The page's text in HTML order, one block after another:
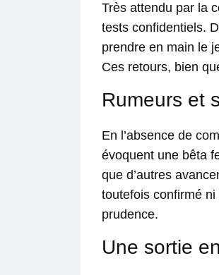
Très attendu par la
tests confidentiels.
prendre en main le
Ces retours, bien
Rumeurs et
En l’absence de
évoquent une bêta
que d’autres
toutefois confirmé ni
prudence.
Une sortie